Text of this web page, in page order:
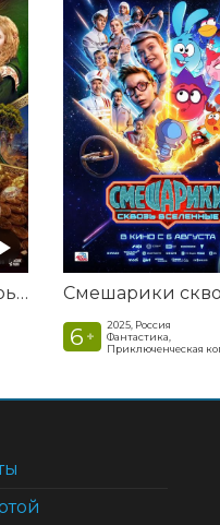
Последний богатырь. Колобок
6 +
2025, Россия
Фантастика,
Приключенческая